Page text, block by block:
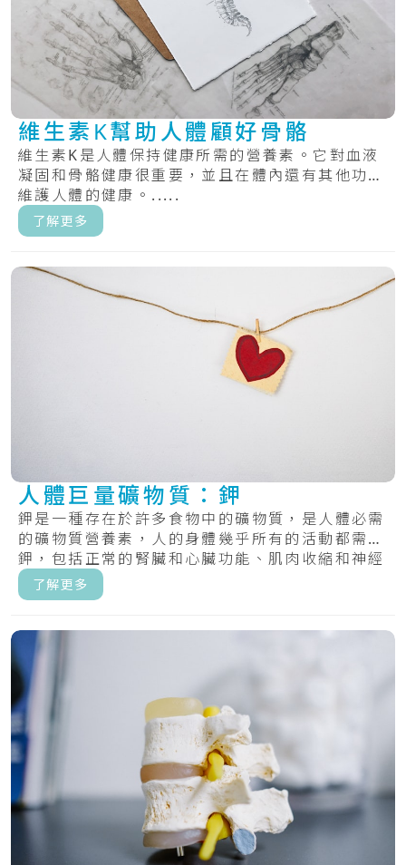
維生素K幫助人體顧好骨骼
維生素K是人體保持健康所需的營養素。它對血液
凝固和骨骼健康很重要，並且在體內還有其他功能
維護人體的健康。.....
了解更多
人體巨量礦物質：鉀
鉀是一種存在於許多食物中的礦物質，是人體必需
的礦物質營養素，人的身體幾乎所有的活動都需要
鉀，包括正常的腎臟和心臟功能、肌肉收縮和神經
傳遞...
了解更多